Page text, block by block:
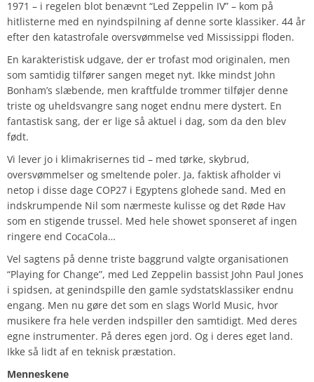
1971 – i regelen blot benævnt “Led Zeppelin IV” – kom på
hitlisterne med en nyindspilning af denne sorte klassiker. 44 år
efter den katastrofale oversvømmelse ved Mississippi floden.
En karakteristisk udgave, der er trofast mod originalen, men
som samtidig tilfører sangen meget nyt. Ikke mindst John
Bonham’s slæbende, men kraftfulde trommer tilføjer denne
triste og uheldsvangre sang noget endnu mere dystert. En
fantastisk sang, der er lige så aktuel i dag, som da den blev
født.
Vi lever jo i klimakrisernes tid – med tørke, skybrud,
oversvømmelser og smeltende poler. Ja, faktisk afholder vi
netop i disse dage COP27 i Egyptens glohede sand. Med en
indskrumpende Nil som nærmeste kulisse og det Røde Hav
som en stigende trussel. Med hele showet sponseret af ingen
ringere end CocaCola…
Vel sagtens på denne triste baggrund valgte organisationen
“Playing for Change”, med Led Zeppelin bassist John Paul Jones
i spidsen, at genindspille den gamle sydstatsklassiker endnu
engang. Men nu gøre det som en slags World Music, hvor
musikere fra hele verden indspiller den samtidigt. Med deres
egne instrumenter. På deres egen jord. Og i deres eget land.
Ikke så lidt af en teknisk præstation.
Menneskene